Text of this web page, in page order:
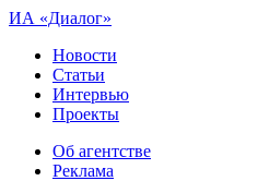
ИА «Диалог»
Новости
Статьи
Интервью
Проекты
Об агентстве
Реклама